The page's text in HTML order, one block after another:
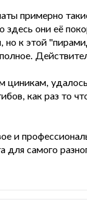
примерно
они её
к этой
удалось
как раз то
и
самого